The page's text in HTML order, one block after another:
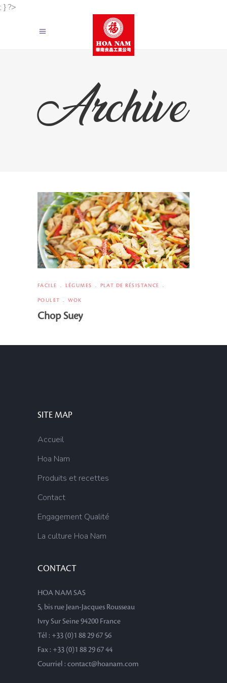
; } ?>
Archive
FACILE LÉGUMES PLAT DE RÉSISTANCE
POULET WOK
Chop Suey
SITE MAP
Accueil
Hoa Nam
Produits et recettes
Contact
Engagement Qualité
La culture Hoa Nam
CONTACT
HOA NAM SAS
5, bis rue Jean-Jacques Rousseau
Ivry Sur Seine 94200 France
Tél : +33 (0)1 88 29 67 56
Fax : +33 (0)1 88 29 67 44
Courriel : contact@hoanam.com